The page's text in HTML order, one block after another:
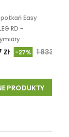
Easy
RD -
Zł -27% 1 833,93 Zł
PRODUKTY